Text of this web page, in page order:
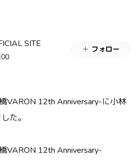
SITE フォロー
VARON 12th Anniversary-に小林
た。
VARON 12th Anniversary-